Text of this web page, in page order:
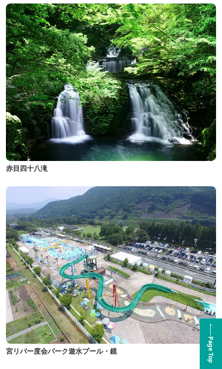
赤目四十八滝
宮リバー度会パーク遊水プール・鏡 Page Top